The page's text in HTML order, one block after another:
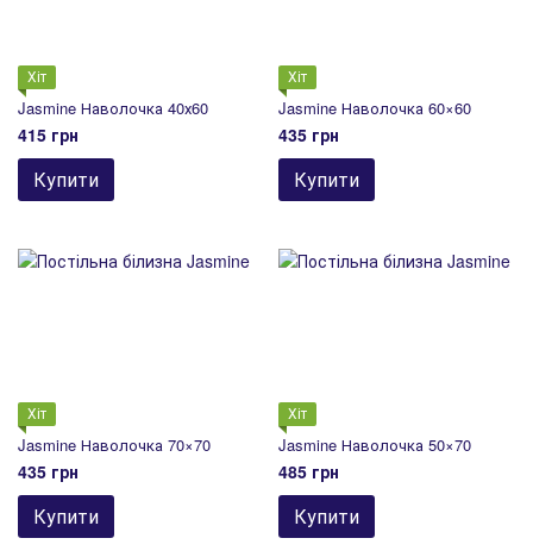
Хіт
Jasmine Наволочка 40х60
415 грн
Купити
Хіт
Jasmine Наволочка 60×60
435 грн
Купити
Хіт
Jasmine Наволочка 70×70
435 грн
Купити
Хіт
Jasmine Наволочка 50×70
485 грн
Купити